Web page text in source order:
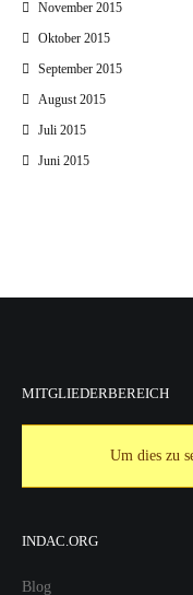
November 2015
Oktober 2015
September 2015
August 2015
Juli 2015
Juni 2015
MITGLIEDERBEREICH
Um dies zu
INDAC.ORG
Blog